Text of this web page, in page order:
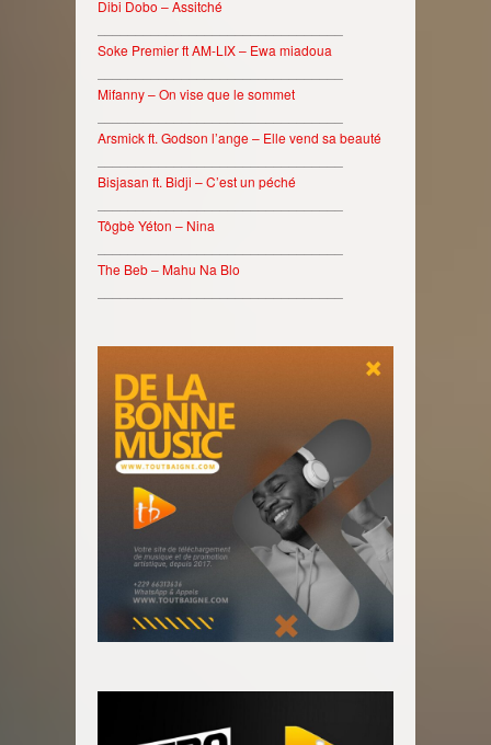
Dibi Dobo – Assitché
Soke Premier ft AM-LIX – Ewa miadoua
Mifanny – On vise que le sommet
Arsmick ft. Godson l’ange – Elle vend sa beauté
Bisjasan ft. Bidji – C’est un péché
Tôgbè Yéton – Nina
The Beb – Mahu Na Blo